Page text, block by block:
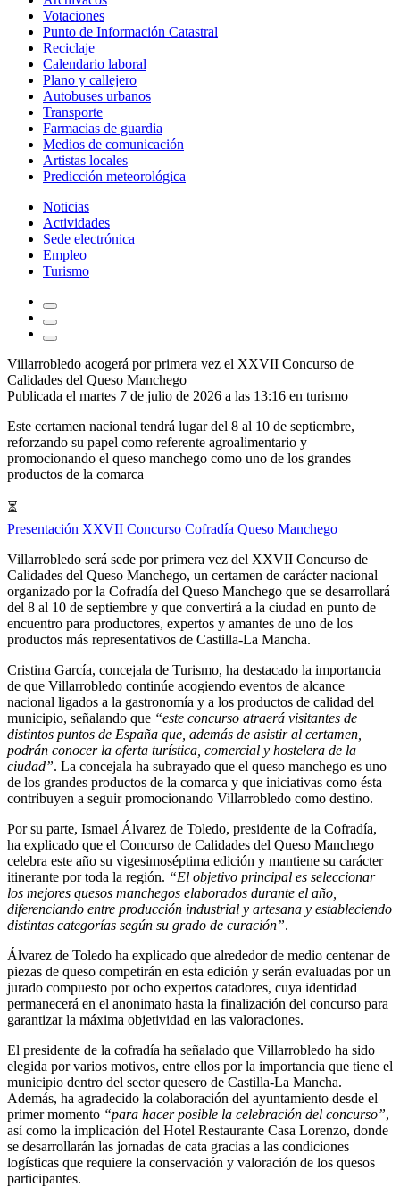
Votaciones
Punto de Información Catastral
Reciclaje
Calendario laboral
Plano y callejero
Autobuses urbanos
Transporte
Farmacias de guardia
Medios de comunicación
Artistas locales
Predicción meteorológica
Noticias
Actividades
Sede electrónica
Empleo
Turismo
Villarrobledo acogerá por primera vez el XXVII Concurso de
Calidades del Queso Manchego
Publicada el martes 7 de julio de 2026 a las 13:16 en turismo
Este certamen nacional tendrá lugar del 8 al 10 de septiembre,
reforzando su papel como referente agroalimentario y
promocionando el queso manchego como uno de los grandes
productos de la comarca
⏳
Presentación XXVII Concurso Cofradía Queso Manchego
Villarrobledo será sede por primera vez del XXVII Concurso de
Calidades del Queso Manchego, un certamen de carácter nacional
organizado por la Cofradía del Queso Manchego que se desarrollará
del 8 al 10 de septiembre y que convertirá a la ciudad en punto de
encuentro para productores, expertos y amantes de uno de los
productos más representativos de Castilla-La Mancha.
Cristina García, concejala de Turismo, ha destacado la importancia
de que Villarrobledo continúe acogiendo eventos de alcance
nacional ligados a la gastronomía y a los productos de calidad del
municipio, señalando que “este concurso atraerá visitantes de
distintos puntos de España que, además de asistir al certamen,
podrán conocer la oferta turística, comercial y hostelera de la
ciudad”. La concejala ha subrayado que el queso manchego es uno
de los grandes productos de la comarca y que iniciativas como ésta
contribuyen a seguir promocionando Villarrobledo como destino.
Por su parte, Ismael Álvarez de Toledo, presidente de la Cofradía,
ha explicado que el Concurso de Calidades del Queso Manchego
celebra este año su vigesimoséptima edición y mantiene su carácter
itinerante por toda la región. “El objetivo principal es seleccionar
los mejores quesos manchegos elaborados durante el año,
diferenciando entre producción industrial y artesana y estableciendo
distintas categorías según su grado de curación”.
Álvarez de Toledo ha explicado que alrededor de medio centenar de
piezas de queso competirán en esta edición y serán evaluadas por un
jurado compuesto por ocho expertos catadores, cuya identidad
permanecerá en el anonimato hasta la finalización del concurso para
garantizar la máxima objetividad en las valoraciones.
El presidente de la cofradía ha señalado que Villarrobledo ha sido
elegida por varios motivos, entre ellos por la importancia que tiene el
municipio dentro del sector quesero de Castilla-La Mancha.
Además, ha agradecido la colaboración del ayuntamiento desde el
primer momento “para hacer posible la celebración del concurso”,
así como la implicación del Hotel Restaurante Casa Lorenzo, donde
se desarrollarán las jornadas de cata gracias a las condiciones
logísticas que requiere la conservación y valoración de los quesos
participantes.